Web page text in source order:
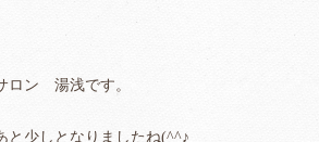
ロン 湯浅です。
と少しとなりましたね(^^♪